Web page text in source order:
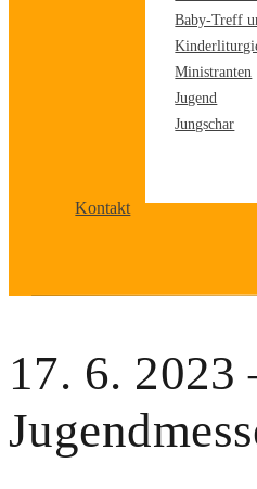
Baby-Treff
Ministranten
Jugend
Jungschar
Kontakt
17. 6. 2023